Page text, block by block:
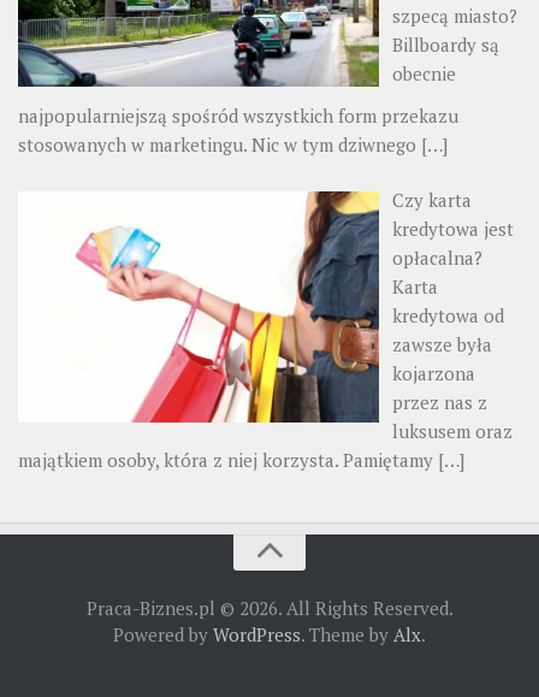
szpecą miasto?
Billboardy są
obecnie
najpopularniejszą spośród wszystkich form przekazu
stosowanych w marketingu. Nic w tym dziwnego […]
Czy karta
kredytowa jest
opłacalna?
Karta
kredytowa od
zawsze była
kojarzona
przez nas z
luksusem oraz
majątkiem osoby, która z niej korzysta. Pamiętamy […]
Praca-Biznes.pl © 2026. All Rights Reserved.
Powered by WordPress. Theme by Alx.